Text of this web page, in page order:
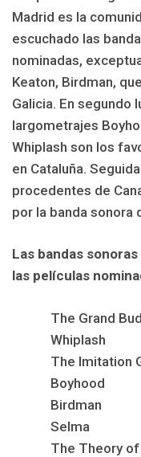
Madrid es la
escuchado las
nominadas,
Keaton, Birdman,
Galicia. En segundo
largometrajes
Whiplash son los
en Cataluña.
procedentes de
por la banda sonora
Las bandas
las películas
The Grand
Whiplash
The Imitation
Boyhood
Birdman
Selma
The Theory